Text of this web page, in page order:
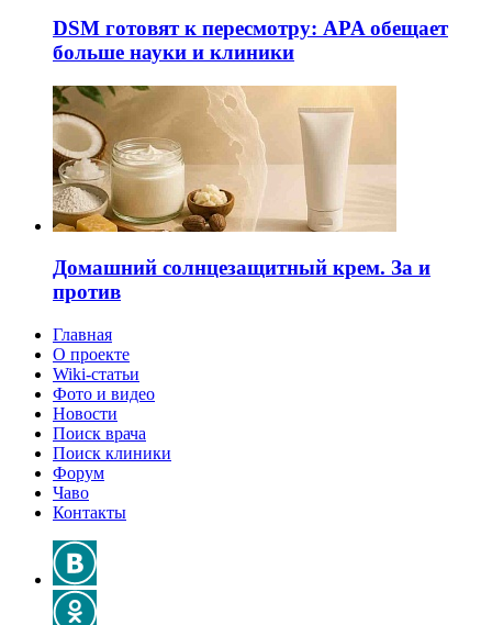
DSM готовят к пересмотру: APA обещает
больше науки и клиники
Домашний солнцезащитный крем. За и
против
Главная
О проекте
Wiki-статьи
Фото и видео
Новости
Поиск врача
Поиск клиники
Форум
Чаво
Контакты